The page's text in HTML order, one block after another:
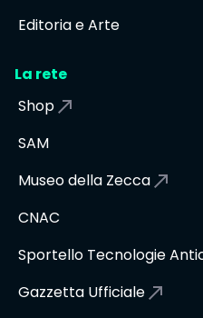
Editoria e Arte
La rete
Shop
SAM
Museo della Zecca
CNAC
Sportello Tecnologie
Gazzetta Ufficiale